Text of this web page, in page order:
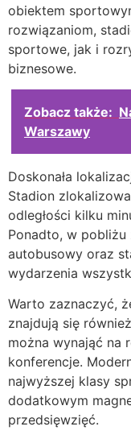
obiektem
rozwiązaniom,
sportowe, jak i
biznesowe.
Zobacz także:
Warszawy
Doskonała
Stadion
odległości kilku
Ponadto, w
autobusowy oraz
wydarzenia
Warto zaznaczyć,
znajdują się
można wynająć na
konferencje.
najwyższej klasy
dodatkowym
przedsięwzięć.